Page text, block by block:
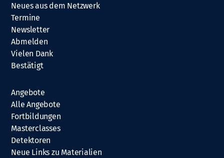
Neues aus dem Netzwerk
Termine
Newsletter
Abmelden
Vielen Dank
Bestätigt
Angebote
Alle Angebote
Fortbildungen
Masterclasses
Detektoren
Neue Links zu Materialien